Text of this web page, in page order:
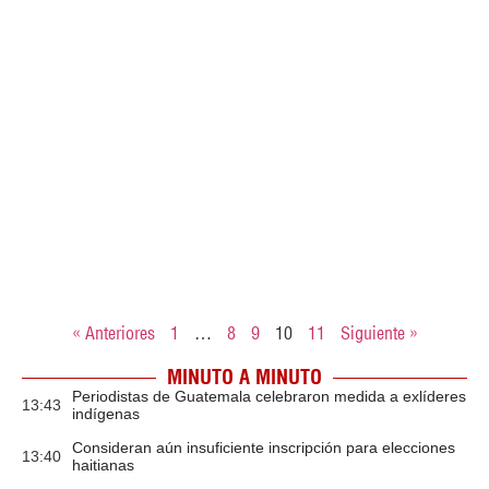
« Anteriores 1 … 8 9 10 11 Siguiente »
MINUTO A MINUTO
13:43
Periodistas de Guatemala celebraron medida a exlíderes
indígenas
13:40
Consideran aún insuficiente inscripción para elecciones
haitianas